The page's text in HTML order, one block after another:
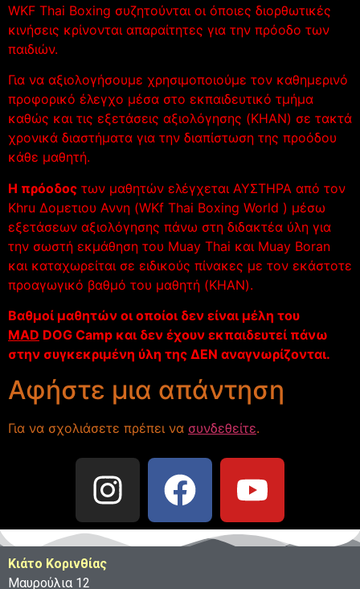
WKF Thai Boxing συζητούνται οι όποιες διορθωτικές
κινήσεις κρίνονται απαραίτητες για την πρόοδο των
παιδιών.
Για να αξιολογήσουμε χρησιμοποιούμε τον καθημερινό
προφορικό έλεγχο μέσα στο εκπαιδευτικό τμήμα
καθώς και τις εξετάσεις αξιολόγησης (KHAN) σε τακτά
χρονικά διαστήματα για την διαπίστωση της προόδου
κάθε μαθητή.
Η πρόοδος των μαθητών ελέγχεται ΑΥΣΤΗΡΑ από τον
Khru Δομετιου Αννη (WKf Thai Boxing World ) μέσω
εξετάσεων αξιολόγησης πάνω στη διδακτέα ύλη για
την σωστή εκμάθηση του Muay Thai και Muay Boran
και καταχωρείται σε ειδικούς πίνακες με τον εκάστοτε
προαγωγικό βαθμό του μαθητή (KHAN).
Βαθμοί μαθητών οι οποίοι δεν είναι μέλη του
MAD DOG Camp και δεν έχουν εκπαιδευτεί πάνω
στην συγκεκριμένη ύλη της ΔΕΝ αναγνωρίζονται.
Αφήστε μια απάντηση
Για να σχολιάσετε πρέπει να συνδεθείτε.
Κιάτο Κορινθίας
Μαυρούλια 12